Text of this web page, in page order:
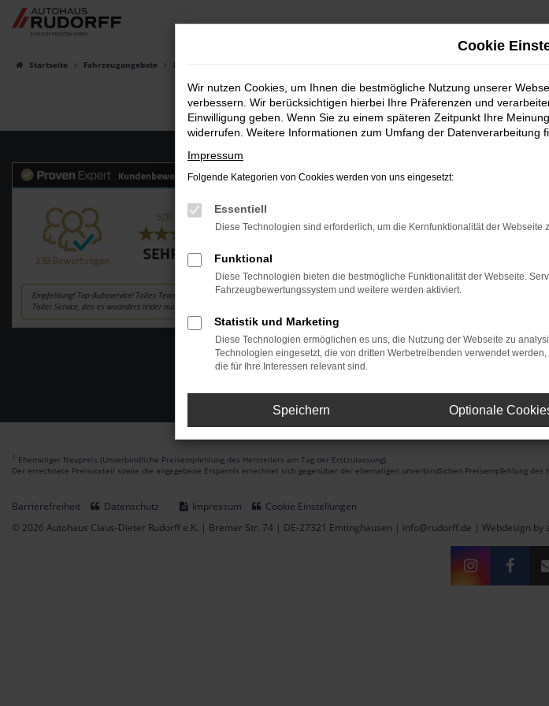
Zum
Hauptinhalt
Startseite Fahrzeugangebote Fahrzeugsuche
Telefon
MO-DO: 07:30 bis
1 Ehemaliger Neupreis (Unverbindliche Preisempfehlung des Herstellers am Tag der Erstzulassung).
Der errechnete Preisvorteil sowie die angegebene Ersparnis errechnet sich gegenüber der ehemaligen unverbindlichen Preisempfehlung des
Barrierefreiheit Datenschutz Impressum
Cookie Einstellungen
© 2026 Autohaus Claus-Dieter Rudorff e.K. | Bremer Str. 74 | DE-27321 Emtinghausen | info@rudorff.de | Webdesign by
Cookie
Wir nutzen Cookies, um Ihnen die bestmögliche Nutzung unserer
verbessern. Wir berücksichtigen hierbei Ihre Präferenzen und
Einwilligung geben. Wenn Sie zu einem späteren Zeitpunkt Ihre
widerrufen. Weitere Informationen zum Umfang der Datenverarbeitung
Impressum
Folgende Kategorien von Cookies werden von uns eingesetzt:
Essentiell
Diese Technologien sind erforderlich, um die Kernfunktionalität der Webseite
Funktional
Diese Technologien bieten die bestmögliche Funktionalität der Webseite.
Fahrzeugbewertungssystem und weitere werden aktiviert.
Statistik und Marketing
Diese Technologien ermöglichen es uns, die Nutzung der Webseite zu
Technologien eingesetzt, die von dritten Werbetreibenden verwendet
die für Ihre Interessen relevant sind.
Speichern Optionale